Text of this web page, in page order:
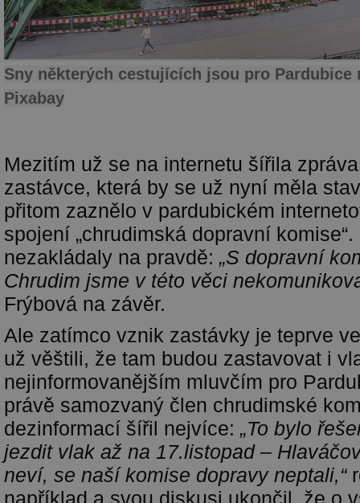
Sny některých cestujících jsou pro
Pixabay
Mezitím už se na internetu šířila
zastávce, která by se už nyní měla
přitom zaznělo v pardubickém
spojení „chrudimská dopravní
nezakládaly na pravdě: „S dopravní
Chrudim jsme v této věci
Frýbová na závěr.
Ale zatímco vznik zastávky je teprve
už věštili, že tam budou zastavovat i
nejinformovanějším mluvčím pro
právě samozvaný člen chrudimské
dezinformací šířil nejvíce: „To bylo
jezdit vlak až na 17.listopad –
neví, se naší komise dopravy neptali,“
například a svou diskusi ukončil, že o